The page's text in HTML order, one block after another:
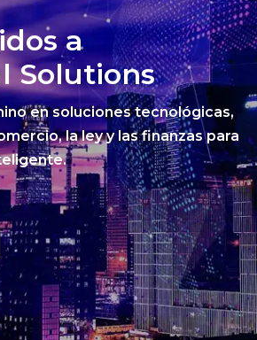
a
Solutions
en soluciones tecnológicas,
la ley y las finanzas para